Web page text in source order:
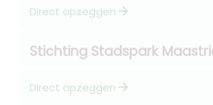
Direct opzeggen arrow_forward
Stichting Stadspark
Direct opzeggen arrow_forward